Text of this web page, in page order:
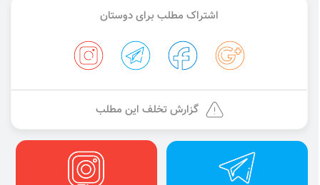
اشتراک مطلب برای دوستان
گزارش تخلف این مطلب